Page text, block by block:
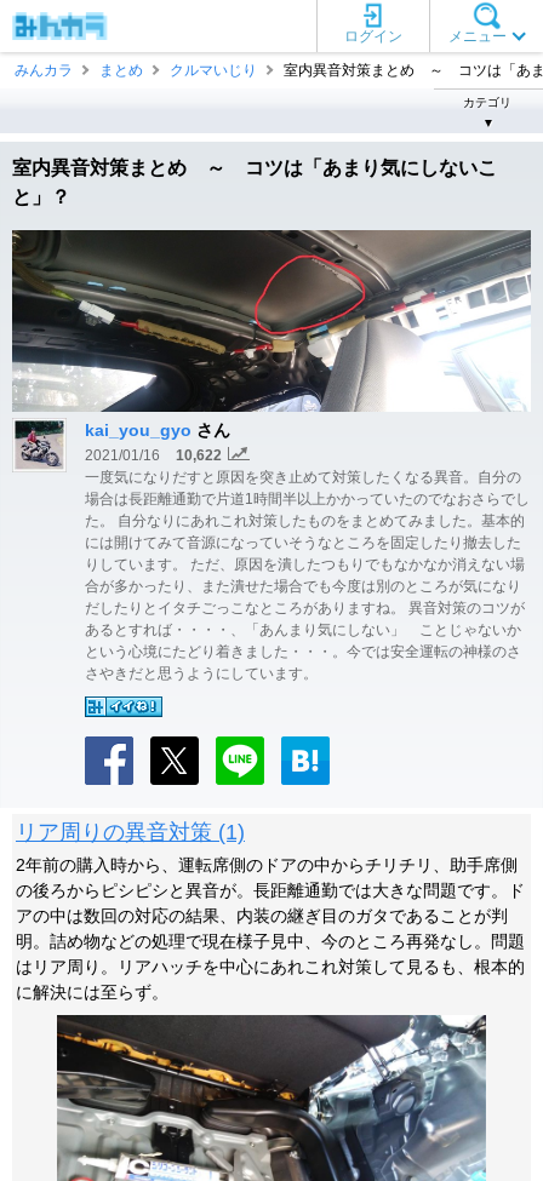
メニュー
ログイン
みんカラ
まとめ クルマいじり 室内異音対策まとめ ～ コツは「あ
カテゴリ
▼
室内異音対策まとめ ～ コツは「あまり気にしないこ
と」？
kai_you_gyo さん
2021/01/16
10,622
一度気になりだすと原因を突き止めて対策したくなる異音。自分の
場合は長距離通勤で片道1時間半以上かかっていたのでなおさらでし
た。 自分なりにあれこれ対策したものをまとめてみました。基本的
には開けてみて音源になっていそうなところを固定したり撤去した
りしています。 ただ、原因を潰したつもりでもなかなか消えない場
合が多かったり、また潰せた場合でも今度は別のところが気になり
だしたりとイタチごっこなところがありますね。 異音対策のコツが
あるとすれば・・・・、「あんまり気にしない」 ことじゃないか
という心境にたどり着きました・・・。今では安全運転の神様のさ
さやきだと思うようにしています。
リア周りの異音対策 (1)
2年前の購入時から、運転席側のドアの中からチリチリ、助手席側
の後ろからピシピシと異音が。長距離通勤では大きな問題です。ド
アの中は数回の対応の結果、内装の継ぎ目のガタであることが判
明。詰め物などの処理で現在様子見中、今のところ再発なし。問題
はリア周り。リアハッチを中心にあれこれ対策して見るも、根本的
に解決には至らず。